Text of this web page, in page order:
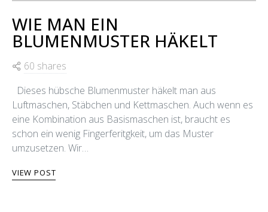
WIE MAN EIN
BLUMENMUSTER HÄKELT
60 shares
Dieses hübsche Blumenmuster häkelt man aus
Luftmaschen, Stäbchen und Kettmaschen. Auch wenn es
eine Kombination aus Basismaschen ist, braucht es
schon ein wenig Fingerferitgkeit, um das Muster
umzusetzen. Wir…
VIEW POST